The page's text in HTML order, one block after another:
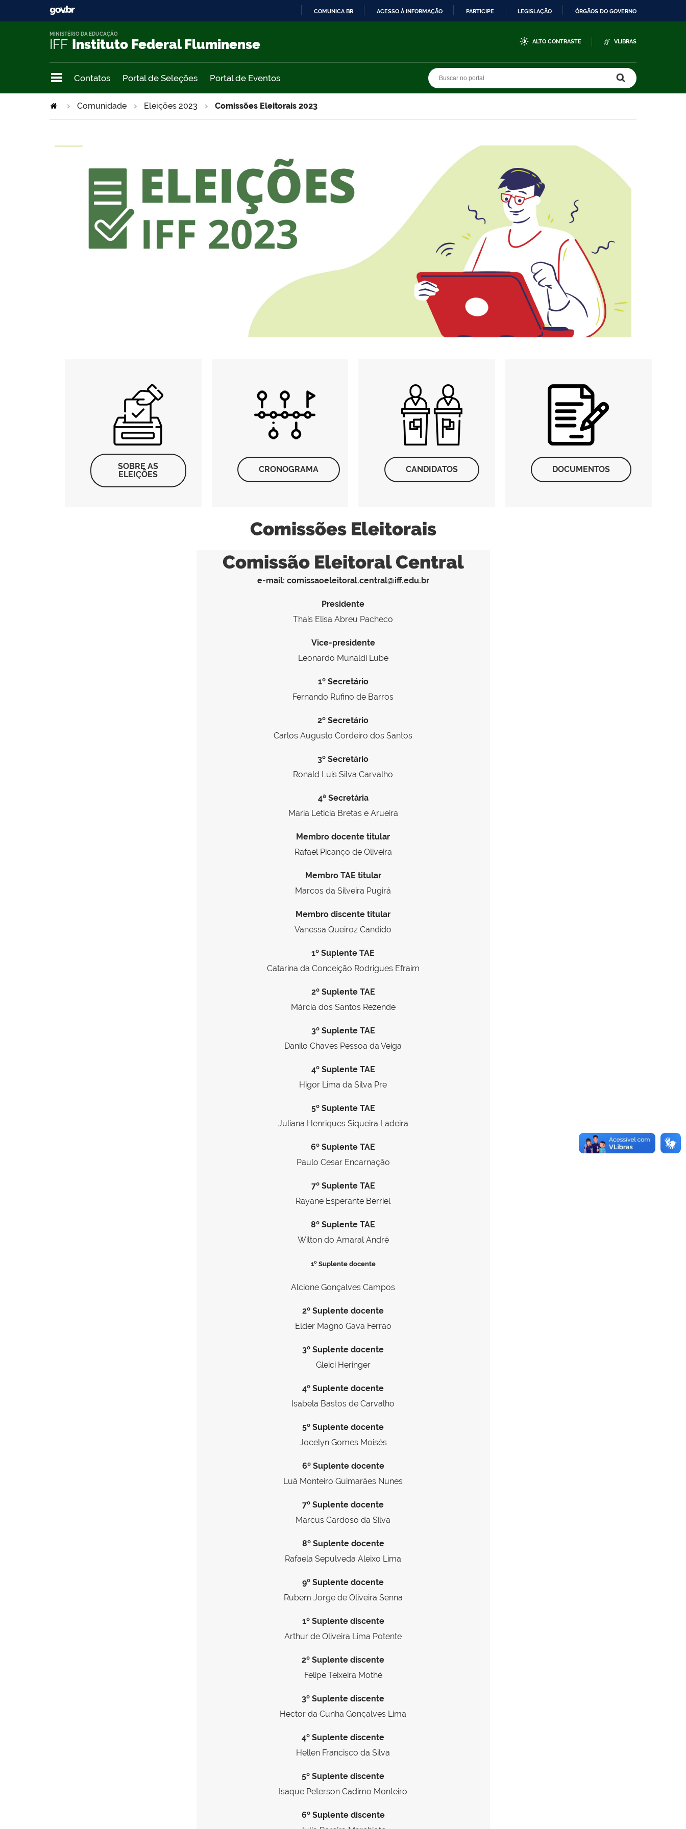
COMUNICA BR ACESSO À INFORMAÇÃO PARTICIPE LEGISLAÇÃO ÓRGÃOS DO GOVERNO
IFF Instituto Federal Fluminense
MINISTÉRIO DA EDUCAÇÃO
ALTO CONTRASTE VLIBRAS
Contatos Portal de Seleções Portal de Eventos
Comunidade Eleições 2023 Comissões Eleitorais 2023
SOBRE AS
ELEIÇÕES
CRONOGRAMA CANDIDATOS DOCUMENTOS
Comissões Eleitorais
Comissão Eleitoral Central
e-mail: comissaoeleitoral.central@iff.edu.br
Presidente
Thaís Elisa Abreu Pacheco
Vice-presidente
Leonardo Munaldi Lube
1º Secretário
Fernando Rufino de Barros
2º Secretário
Carlos Augusto Cordeiro dos Santos
3º Secretário
Ronald Luis Silva Carvalho
4ª Secretária
Maria Leticia Bretas e Arueira
Membro docente titular
Rafael Picanço de Oliveira
Membro TAE titular
Marcos da Silveira Pugirá
Membro discente titular
Vanessa Queiroz Candido
1º Suplente TAE
Catarina da Conceição Rodrigues Efraim
2º Suplente TAE
Márcia dos Santos Rezende
3º Suplente TAE
Danilo Chaves Pessoa da Veiga
4º Suplente TAE
Higor Lima da Silva Pre
5º Suplente TAE
Juliana Henriques Siqueira Ladeira
6º Suplente TAE
Paulo Cesar Encarnação
7º Suplente TAE
Rayane Esperante Berriel
8º Suplente TAE
Wilton do Amaral André
1º Suplente docente
Alcione Gonçalves Campos
2º Suplente docente
Elder Magno Gava Ferrão
3º Suplente docente
Gleici Heringer
4º Suplente docente
Isabela Bastos de Carvalho
5º Suplente docente
Jocelyn Gomes Moisés
6º Suplente docente
Luã Monteiro Guimarães Nunes
7º Suplente docente
Marcus Cardoso da Silva
8º Suplente docente
Rafaela Sepulveda Aleixo Lima
9º Suplente docente
Rubem Jorge de Oliveira Senna
1º Suplente discente
Arthur de Oliveira Lima Potente
2º Suplente discente
Felipe Teixeira Mothé
3º Suplente discente
Hector da Cunha Gonçalves Lima
4º Suplente discente
Hellen Francisco da Silva
5º Suplente discente
Isaque Peterson Cadimo Monteiro
6º Suplente discente